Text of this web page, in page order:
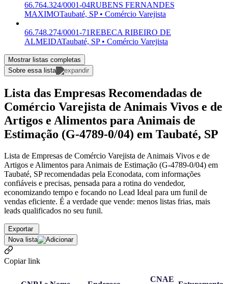
66.764.324/0001-04RUBENS FERNANDES
MAXIMOTaubaté, SP • Comércio Varejista
66.748.274/0001-71REBECA RIBEIRO DE
ALMEIDATaubaté, SP • Comércio Varejista
Mostrar listas completas
Sobre essa lista
Lista das Empresas Recomendadas de
Comércio Varejista de Animais Vivos e de
Artigos e Alimentos para Animais de
Estimação (G-4789-0/04) em Taubaté, SP
Lista de Empresas de Comércio Varejista de Animais Vivos e de
Artigos e Alimentos para Animais de Estimação (G-4789-0/04) em
Taubaté, SP recomendadas pela Econodata, com informações
confiáveis e precisas, pensada para a rotina do vendedor,
economizando tempo e focando no Lead Ideal para um funil de
vendas eficiente. É a verdade que vende: menos listas frias, mais
leads qualificados no seu funil.
Exportar
Nova lista
Copiar link
CNAE